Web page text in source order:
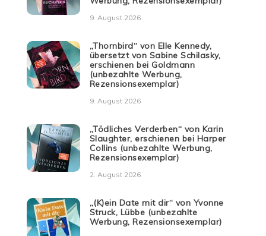
9. August 2026
„Thornbird“ von Elle Kennedy,
übersetzt von Sabine Schilasky,
erschienen bei Goldmann
(unbezahlte Werbung,
Rezensionsexemplar)
9. August 2026
„Tödliches Verderben“ von Karin
Slaughter, erschienen bei Harper
Collins (unbezahlte Werbung,
Rezensionsexemplar)
2. August 2026
„(K)ein Date mit dir“ von Yvonne
Struck, Lübbe (unbezahlte
Werbung, Rezensionsexemplar)